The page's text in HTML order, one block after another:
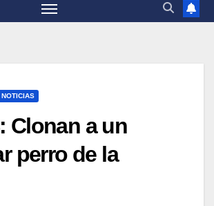
NOTICIAS
Clonan a un
perro de la